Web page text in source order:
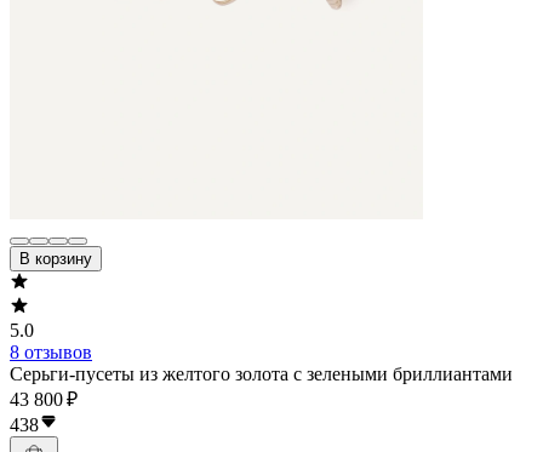
В корзину
5.0
8 отзывов
Серьги-пусеты из желтого золота с зелеными бриллиантами
43 800 ₽
438